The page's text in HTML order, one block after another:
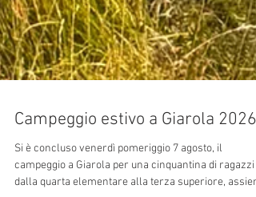
Campeggio estivo a Giarola 2026